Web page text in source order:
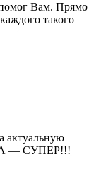
Вам. Прямо
такого
— СУПЕР!!!